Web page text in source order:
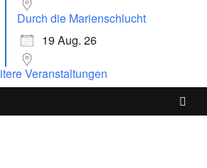
Durch die Marienschlucht
19 Aug. 26
Veranstaltungen